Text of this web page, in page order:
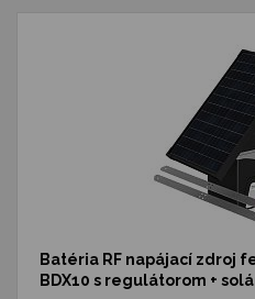
Batéria RF napájací zdroj
BDX10 s regulátorom +